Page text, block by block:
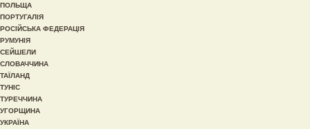
ПОЛЬЩА
ПОРТУГАЛІЯ
РОСІЙСЬКА ФЕДЕРАЦІЯ
РУМУНІЯ
СЕЙШЕЛИ
СЛОВАЧЧИНА
ТАЇЛАНД
ТУНІС
ТУРЕЧЧИНА
УГОРЩИНА
УКРАЇНА